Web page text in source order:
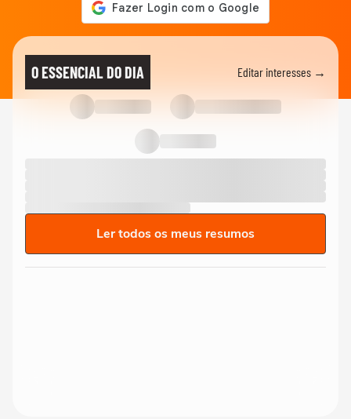
O ESSENCIAL DO DIA Editar interesses →
Ler todos os meus resumos